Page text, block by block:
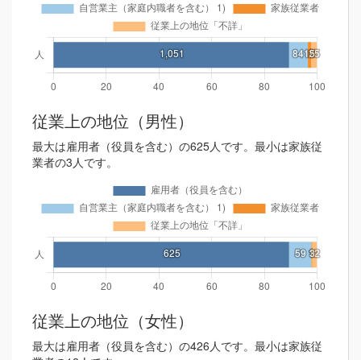
従業上の地位（男性）
最大は雇用者（役員を含む）の625人です。最小は家族従
業者の3人です。
従業上の地位（女性）
最大は雇用者（役員を含む）の426人です。最小は家族従